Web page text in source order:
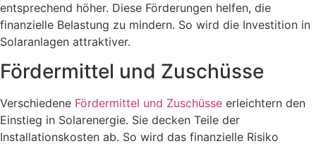
entsprechend höher. Diese Förderungen helfen, die
finanzielle Belastung zu mindern. So wird die Investition in
Solaranlagen attraktiver.
Fördermittel und Zuschüsse
Verschiedene Fördermittel und Zuschüsse erleichtern den
Einstieg in Solarenergie. Sie decken Teile der
Installationskosten ab. So wird das finanzielle Risiko